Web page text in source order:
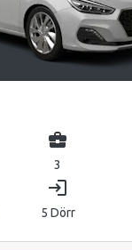
business_center
3
login
5 Dörr